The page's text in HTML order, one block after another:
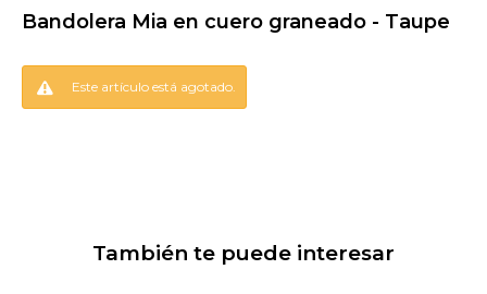
Bandolera Mia en cuero graneado - Taupe
Este artículo está agotado.
También te puede interesar